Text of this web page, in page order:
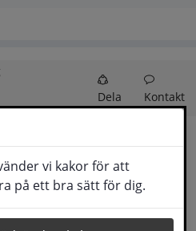
vi kakor för att
på ett bra sätt för dig.
Dela Kontakt